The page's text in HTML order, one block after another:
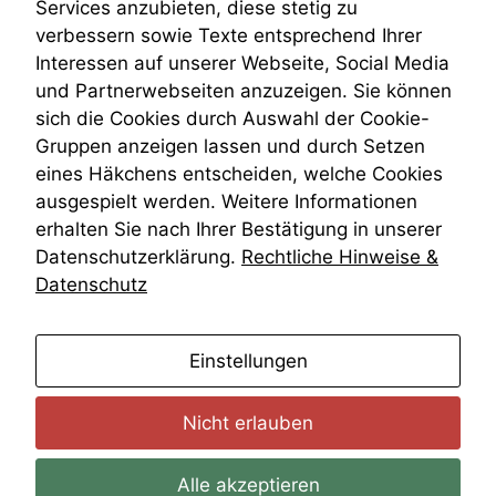
VRK
Wiederherstellungsanordnung
Zivilprozessordnung
ZPO
Zustellfiktion
Zuständigkeit
Öffentliches Personalrecht
Öffentlichkeitsprinzip
Services anzubieten, diese stetig zu
verbessern sowie Texte entsprechend Ihrer
Interessen auf unserer Webseite, Social Media
und Partnerwebseiten anzuzeigen. Sie können
sich die Cookies durch Auswahl der Cookie-
Gruppen anzeigen lassen und durch Setzen
eines Häkchens entscheiden, welche Cookies
ausgespielt werden. Weitere Informationen
erhalten Sie nach Ihrer Bestätigung in unserer
Datenschutzerklärung. Rechtliche Hinweise &
Datenschutz
Einstellungen
Nicht erlauben
Alle akzeptieren